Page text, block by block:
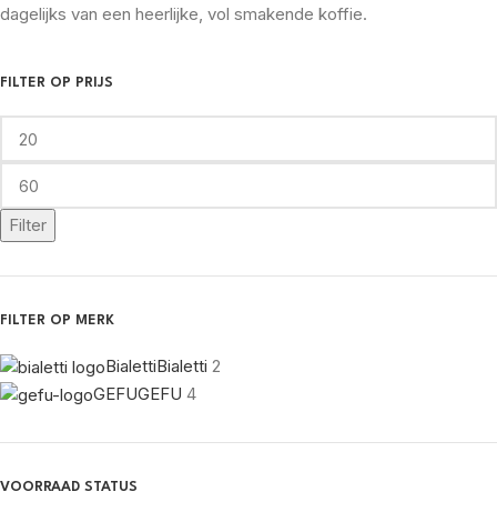
FILTER OP PRIJS
Filter
FILTER OP MERK
BialettiBialetti 2
GEFUGEFU 4
VOORRAAD STATUS
dagelijks van een heerlijke, vol smakende koffie.